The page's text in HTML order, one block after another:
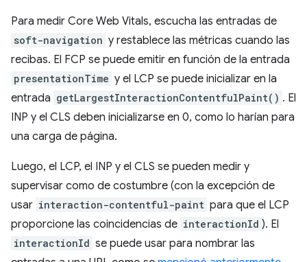
Para medir Core Web Vitals, escucha las entradas de
soft-navigation y restablece las métricas cuando las
recibas. El FCP se puede emitir en función de la entrada
presentationTime y el LCP se puede inicializar en la
entrada getLargestInteractionContentfulPaint() . El
INP y el CLS deben inicializarse en 0, como lo harían para
una carga de página.
Luego, el LCP, el INP y el CLS se pueden medir y
supervisar como de costumbre (con la excepción de
usar interaction-contentful-paint para que el LCP
proporcione las coincidencias de interactionId ). El
interactionId se puede usar para nombrar las